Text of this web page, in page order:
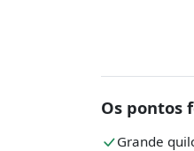
Os pontos
Grande